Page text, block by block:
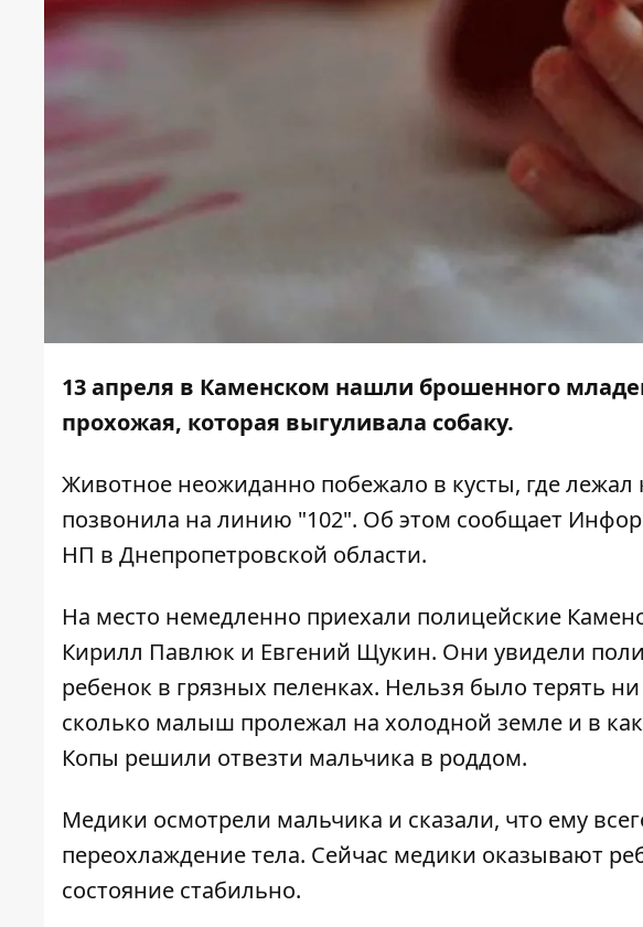
13 апреля в Каменском нашли брошенного
прохожая, которая выгуливала собаку.
Животное неожиданно побежало в кусты, где
позвонила на линию "102". Об этом сообщает
НП в Днепропетровской области.
На место немедленно приехали полицейские
Кирилл Павлюк и Евгений Щукин. Они увидели
ребенок в грязных пеленках. Нельзя было терять
сколько малыш пролежал на холодной земле и в
Копы решили отвезти мальчика в роддом.
Медики осмотрели мальчика и сказали, что ему
переохлаждение тела. Сейчас медики оказывают
состояние стабильно.